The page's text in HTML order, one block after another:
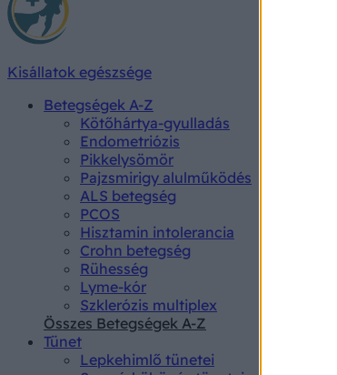
Kisállatok egészsége
Betegségek A-Z
Kötőhártya-gyulladás
Endometriózis
Pikkelysömör
Pajzsmirigy alulműködés
ALS betegség
PCOS
Hisztamin intolerancia
Crohn betegség
Rühesség
Lyme-kór
Szklerózis multiplex
Összes Betegségek A-Z
Tünet
Lepkehimlő tünetei